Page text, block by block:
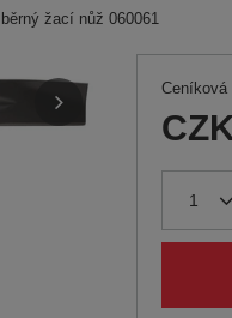
žací nůž 060061
Ceníková